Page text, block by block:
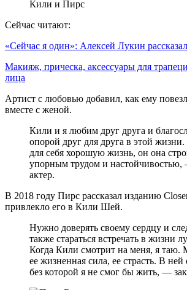
Кили и Пирс
Сейчас читают:
«Сейчас я один»: Алексей Лукин
Макияж, прическа, аксессуары для
лица
Артист с любовью добавил, как ему
вместе с женой.
Кили и я любим друг друга и
опорой друг для друга в этой
для себя хорошую жизнь, он она
упорным трудом и настойчивостью,
актер.
В 2018 году Пирс рассказал изданию
привлекло его в Кили Шей.
Нужно доверять своему сердцу и
также стараться встречать в жизни
Когда Кили смотрит на меня, я таю.
ее жизненная сила, ее страсть. В ней
без которой я не смог бы жить, —